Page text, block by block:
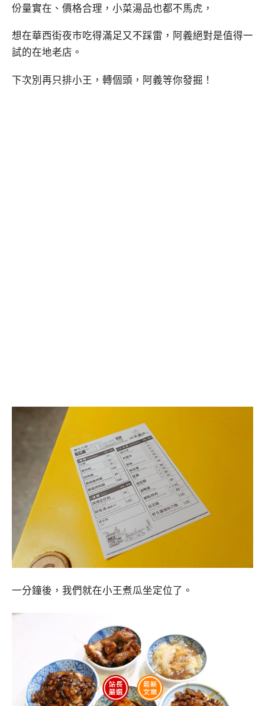
份量實在、價格合理，小菜湯品也都不馬虎，
想在華西街夜市吃得滿足又不踩雷，阿義絕對是值得一
試的在地老店。
下次別再只排小王，轉個頭，阿義等你發掘！
一分鐘後，我們就在小王煮瓜坐定位了。